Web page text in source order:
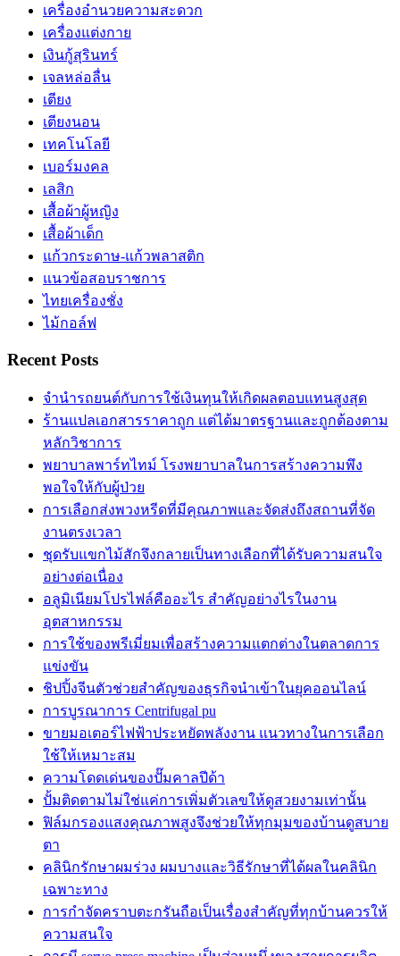
เครื่องอำนวยความสะดวก
เครื่องแต่งกาย
เงินกู้สุรินทร์
เจลหล่อลื่น
เตียง
เตียงนอน
เทคโนโลยี
เบอร์มงคล
เลสิก
เสื้อผ้าผู้หญิง
เสื้อผ้าเด็ก
แก้วกระดาษ-แก้วพลาสติก
แนวข้อสอบราชการ
ไทยเครื่องชั่ง
ไม้กอล์ฟ
Recent Posts
จำนำรถยนต์กับการใช้เงินทุนให้เกิดผลตอบแทนสูงสุด
ร้านแปลเอกสารราคาถูก แต่ได้มาตรฐานและถูกต้องตาม
หลักวิชาการ
พยาบาลพาร์ทไทม์ โรงพยาบาลในการสร้างความพึง
พอใจให้กับผู้ป่วย
การเลือกส่งพวงหรีดที่มีคุณภาพและจัดส่งถึงสถานที่จัด
งานตรงเวลา
ชุดรับแขกไม้สักจึงกลายเป็นทางเลือกที่ได้รับความสนใจ
อย่างต่อเนื่อง
อลูมิเนียมโปรไฟล์คืออะไร สำคัญอย่างไรในงาน
อุตสาหกรรม
การใช้ของพรีเมี่ยมเพื่อสร้างความแตกต่างในตลาดการ
แข่งขัน
ชิปปิ้งจีนตัวช่วยสำคัญของธุรกิจนำเข้าในยุคออนไลน์
การบูรณาการ Centrifugal pu
ขายมอเตอร์ไฟฟ้าประหยัดพลังงาน แนวทางในการเลือก
ใช้ให้เหมาะสม
ความโดดเด่นของปั๊มคาลปีด้า
ปั้มติดตามไม่ใช่แค่การเพิ่มตัวเลขให้ดูสวยงามเท่านั้น
ฟิล์มกรองแสงคุณภาพสูงจึงช่วยให้ทุกมุมของบ้านดูสบาย
ตา
คลินิกรักษาผมร่วง ผมบางและวิธีรักษาที่ได้ผลในคลินิก
เฉพาะทาง
การกำจัดคราบตะกรันถือเป็นเรื่องสำคัญที่ทุกบ้านควรให้
ความสนใจ